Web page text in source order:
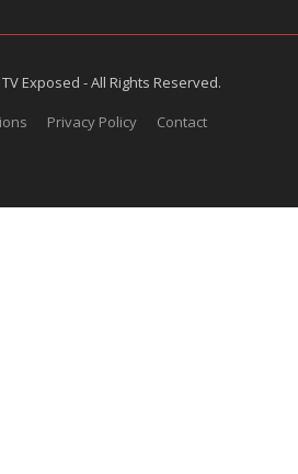
Exposed - All Rights Reserved.
Privacy Policy Contact